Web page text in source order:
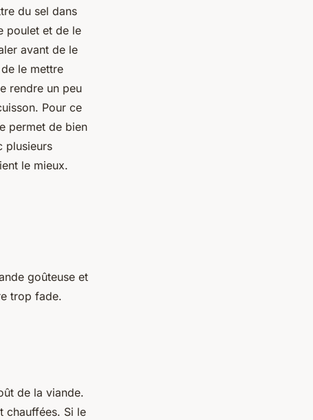
du sel dans
poulet et de le
avant de le
le mettre
rendre un peu
Pour ce
permet de bien
plusieurs
le mieux.
goûteuse et
trop fade.
de la viande.
chauffées. Si le